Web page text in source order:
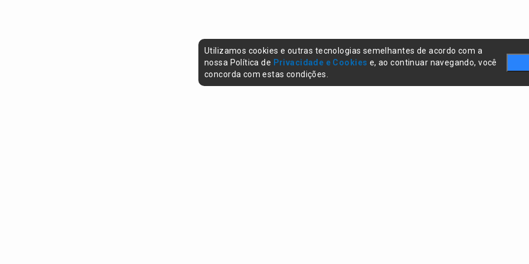
Utilizamos cookies e outras tecnologias semelhantes de acordo com a
nossa Política de Privacidade e Cookies e, ao continuar navegando, você
concorda com estas condições.